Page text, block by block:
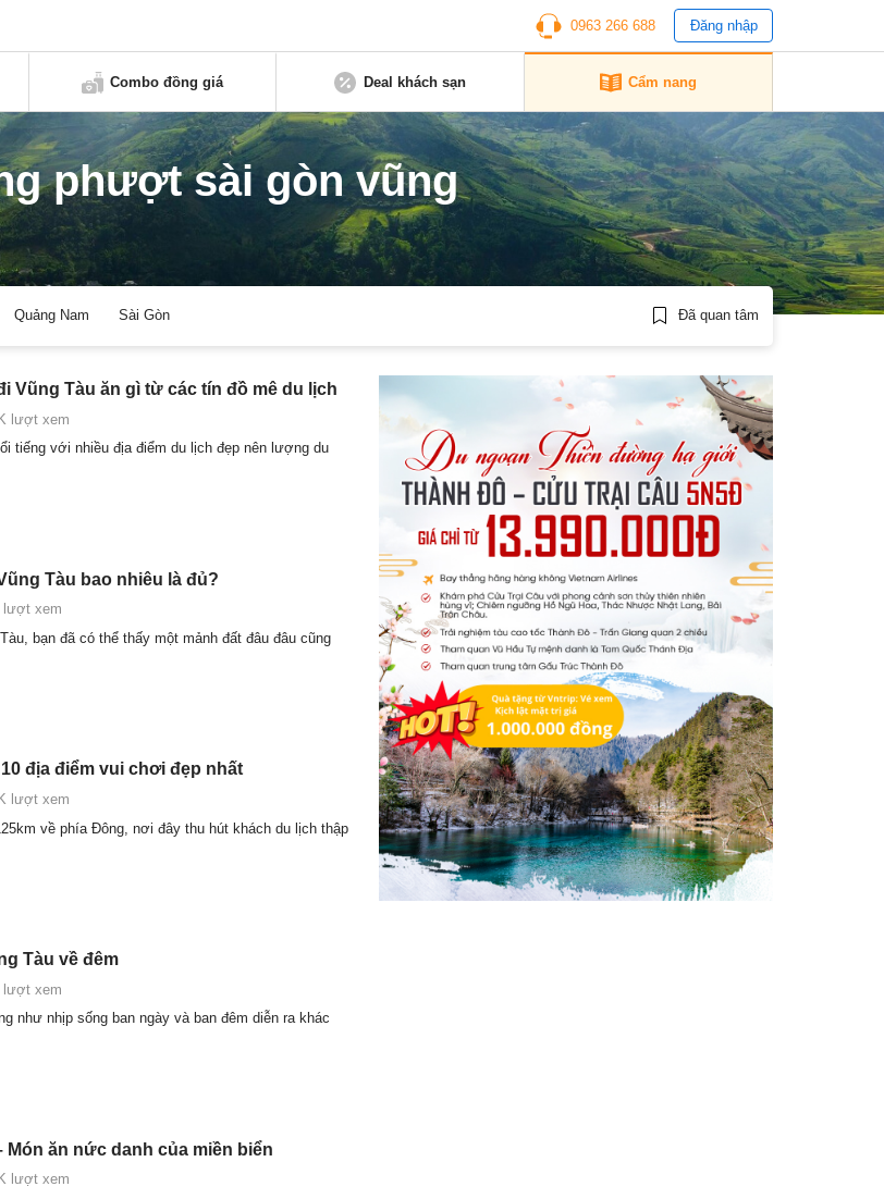
0963 266 688 Đăng nhập
Combo đồng giá Deal khách sạn Cẩm nang
phượt sài gòn vũng
Quảng Nam Sài Gòn Đã quan tâm
Vũng Tàu ăn gì từ các tín đồ mê du lịch
lượt xem
tiếng với nhiều địa điểm du lịch đẹp nên lượng du
Tàu bao nhiêu là đủ?
lượt xem
bạn đã có thể thấy một mảnh đất đâu đâu cũng
địa điểm vui chơi đẹp nhất
lượt xem
về phía Đông, nơi đây thu hút khách du lịch thập
Tàu về đêm
lượt xem
như nhịp sống ban ngày và ban đêm diễn ra khác
Món ăn nức danh của miền biển
lượt xem